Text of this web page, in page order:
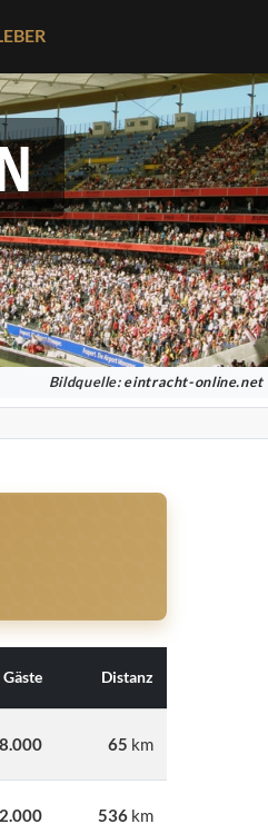
Bildquelle: eintracht-online.net
Gäste Distanz
8.000 65 km
2.000 536 km